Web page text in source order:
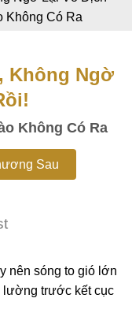
Không Có Ra
Không Ngờ
Không Có Ra
Sau
nên sóng to gió lớn
lường trước kết cục